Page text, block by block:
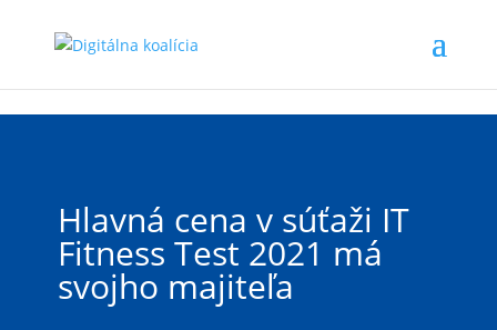
Hlavná cena v súťaži IT
Fitness Test 2021 má
svojho majiteľa